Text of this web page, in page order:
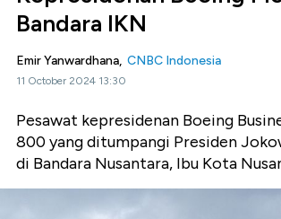
Bandara IKN
Emir Yanwardhana, CNBC Indonesia
11 October 2024 13:30
Pesawat kepresidenan Boeing
800 yang ditumpangi Presiden
di Bandara Nusantara, Ibu Kota